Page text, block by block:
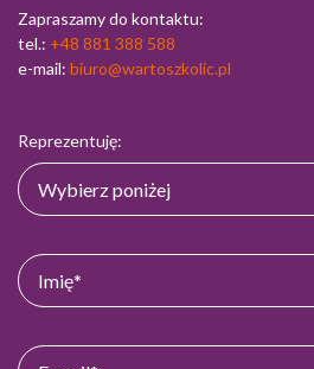
Zapraszamy do kontaktu:
tel.: +48 881 388 588
e-mail: biuro@wartoszkolic.pl
Reprezentuję: